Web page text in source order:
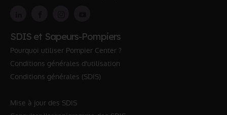
SDIS et Sapeurs-Pompiers
Pourquoi utiliser Pompier Center ?
Conditions générales d'utilisation
Conditions générales (SDIS)
Mise à jour des SDIS